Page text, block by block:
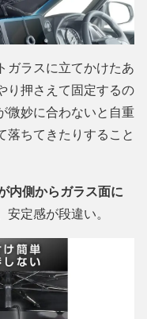
ガラスに立てかけたあ
り押さえて固定するの
微妙に合わないと自重
落ちてきたりすること
内側からガラス面に
安定感が段違い。